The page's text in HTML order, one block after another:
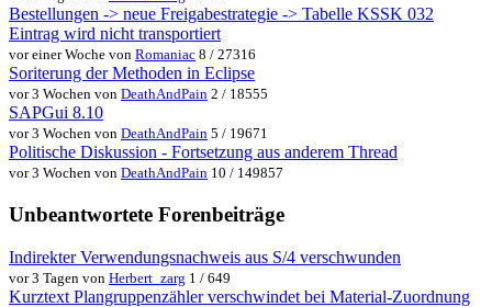
Bestellungen -> neue Freigabestrategie -> Tabelle KSSK 032
Eintrag wird nicht transportiert
vor einer Woche von Romaniac 8 / 27316
Soriterung der Methoden in Eclipse
vor 3 Wochen von DeathAndPain 2 / 18555
SAPGui 8.10
vor 3 Wochen von DeathAndPain 5 / 19671
Politische Diskussion - Fortsetzung aus anderem Thread
vor 3 Wochen von DeathAndPain 10 / 149857
Unbeantwortete Forenbeiträge
Indirekter Verwendungsnachweis aus S/4 verschwunden
vor 3 Tagen von Herbert_zarg 1 / 649
Kurztext Plangruppenzähler verschwindet bei Material-Zuordnung